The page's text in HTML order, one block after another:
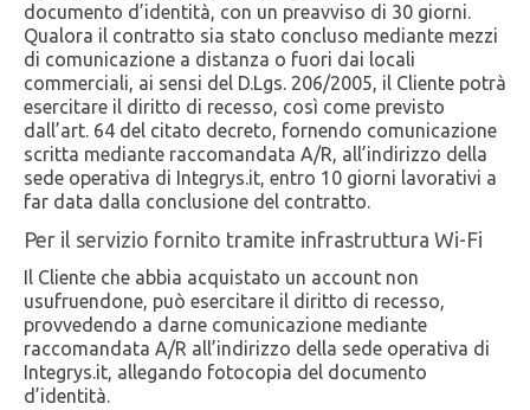
documento d’identità, con un preavviso di 30 giorni.
Qualora il contratto sia stato concluso mediante mezzi
di comunicazione a distanza o fuori dai locali
commerciali, ai sensi del D.Lgs. 206/2005, il Cliente potrà
esercitare il diritto di recesso, così come previsto
dall’art. 64 del citato decreto, fornendo comunicazione
scritta mediante raccomandata A/R, all’indirizzo della
sede operativa di Integrys.it, entro 10 giorni lavorativi a
far data dalla conclusione del contratto.
Per il servizio fornito tramite infrastruttura Wi-Fi
Il Cliente che abbia acquistato un account non
usufruendone, può esercitare il diritto di recesso,
provvedendo a darne comunicazione mediante
raccomandata A/R all’indirizzo della sede operativa di
Integrys.it, allegando fotocopia del documento
d’identità.